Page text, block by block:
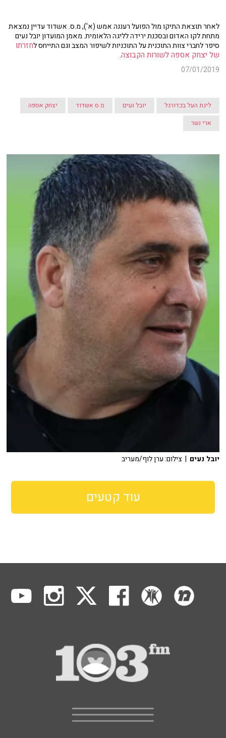
לאחר תוצאת התיקו מול הפועל רעננה אמש (א'), מ.ס. אשדוד עדיין נמצאת
מתחת לקו האדום ובסכנת ירידה לליגה הלאומית. מאמן המועדון יובל נעים
סיפר לחברי צוות התוכנית על התוכניות לשיפור המצב וגם התייחס לחזרתו
של יצחק אספה לשורות הקבוצה.
07/01/2019
ליגת העל בכדורגל יובל נעים מ.ס אשדוד
יצחק אספה
ארי נשר
יובל נעים | צילום: ערן לוף/מעריב
עוד קטעים